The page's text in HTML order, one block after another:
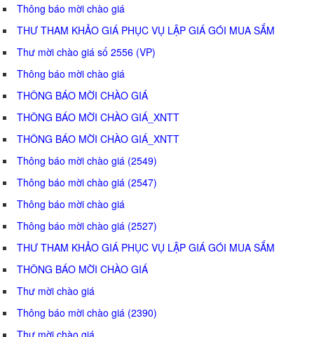
Thông báo mời chào giá
THƯ THAM KHẢO GIÁ PHỤC VỤ LẬP GIÁ GÓI MUA SẮM
Thư mời chào giá số 2556 (VP)
Thông báo mời chào giá
THÔNG BÁO MỜI CHÀO GIÁ
THÔNG BÁO MỜI CHÀO GIÁ_XNTT
THÔNG BÁO MỜI CHÀO GIÁ_XNTT
Thông báo mời chào giá (2549)
Thông báo mời chào giá (2547)
Thông báo mời chào giá
Thông báo mời chào giá (2527)
THƯ THAM KHẢO GIÁ PHỤC VỤ LẬP GIÁ GÓI MUA SẮM
THÔNG BÁO MỜI CHÀO GIÁ
Thư mời chào giá
Thông báo mời chào giá (2390)
Thư mời chào giá